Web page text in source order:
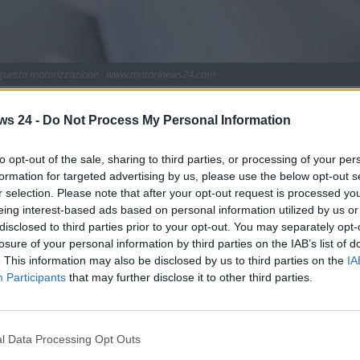
24 - Do Not Process My Personal Information
opt-out of the sale, sharing to third parties, or processing of your
for targeted advertising by us, please use the below opt-out
selection. Please note that after your opt-out request is processed
interest-based ads based on personal information utilized by us
to third parties prior to your opt-out. You may separately
of your personal information by third parties on the IAB’s list of
This information may also be disclosed by us to third parties on the
Participants that may further disclose it to other third parties.
Data Processing Opt Outs
registrando numeri ampiamente positivi e in
In particolare, è una motorizzazione specifica ad
corso delle ultime settimane. Tutti i dettagli.
la sua epoca migliore. La transizione elettrica in
la situazione geopolitica non chiara e una generale
a rivedere le proprie strategie. Il rilancio delle varie
decisamente lento.
quello delle auto nuove. Ci riferiamo almercato delle
dell’Ue – la crescita del mercato dell’usato appare
appena detto. Da diversi mesi a questa parte, infatti,
di febbraio di quest’anno hanno raggiunto quota